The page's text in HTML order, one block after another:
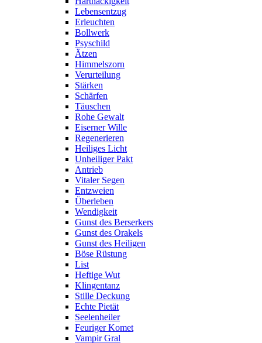
Lebensentzug
Erleuchten
Bollwerk
Psyschild
Ätzen
Himmelszorn
Verurteilung
Stärken
Schärfen
Täuschen
Rohe Gewalt
Eiserner Wille
Regenerieren
Heiliges Licht
Unheiliger Pakt
Antrieb
Vitaler Segen
Entzweien
Überleben
Wendigkeit
Gunst des Berserkers
Gunst des Orakels
Gunst des Heiligen
Böse Rüstung
List
Heftige Wut
Klingentanz
Stille Deckung
Echte Pietät
Seelenheiler
Feuriger Komet
Vampir Gral